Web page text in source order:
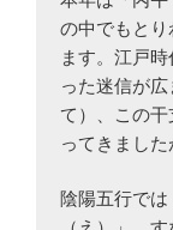
の中でもと
ます。江戸
った迷信が
て）、この干
ってきました
陰陽五行で